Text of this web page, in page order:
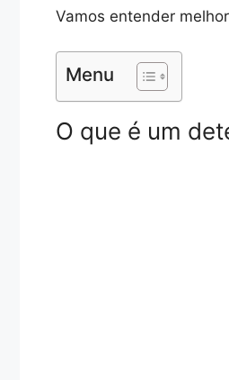
Vamos entender
Menu
O que é um